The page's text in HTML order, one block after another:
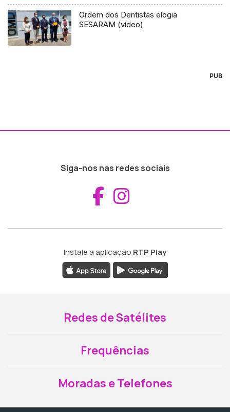
Ordem dos Dentistas elogia
SESARAM (vídeo)
PUB
Siga-nos nas redes sociais
Aceder ao
Instale a aplicação RTP Play
Redes de Satélites
Frequências
Moradas e Telefones